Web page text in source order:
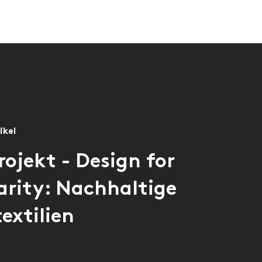
- Design for
Nachhaltige